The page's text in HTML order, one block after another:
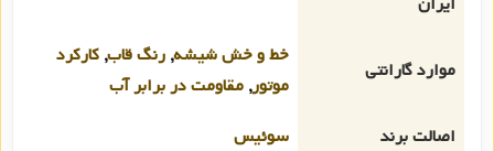
موارد گارانتی
خط و خش شیشه, رنگ قاب, کارکرد
موتور, مقاومت در برابر آب
اصالت برند
سوئیس